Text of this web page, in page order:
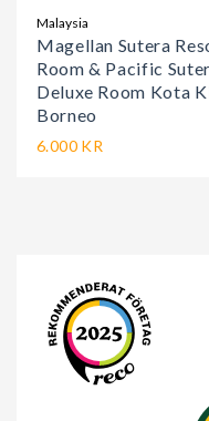
Malaysia
Magellan Sutera
Room & Pacific
Deluxe Room Kota
Borneo
6.000 KR